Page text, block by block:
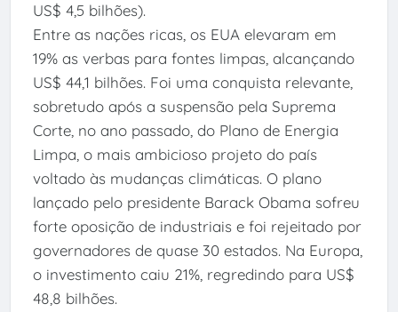
US$ 4,5 bilhões).
Entre as nações ricas, os EUA elevaram em
19% as verbas para fontes limpas, alcançando
US$ 44,1 bilhões. Foi uma conquista relevante,
sobretudo após a suspensão pela Suprema
Corte, no ano passado, do Plano de Energia
Limpa, o mais ambicioso projeto do país
voltado às mudanças climáticas. O plano
lançado pelo presidente Barack Obama sofreu
forte oposição de industriais e foi rejeitado por
governadores de quase 30 estados. Na Europa,
o investimento caiu 21%, regredindo para US$
48,8 bilhões.